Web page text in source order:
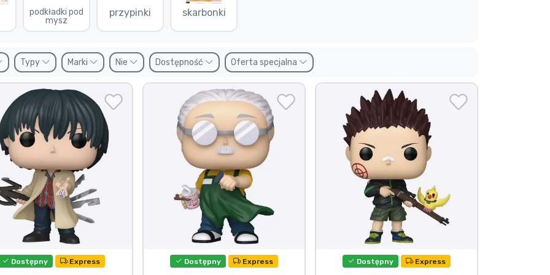
podkładki pod
mysz
przypinki skarbonki
Typy Marki Nie Dostępność Oferta specjalna
Dostępny Express Dostępny Express Dostępny Express